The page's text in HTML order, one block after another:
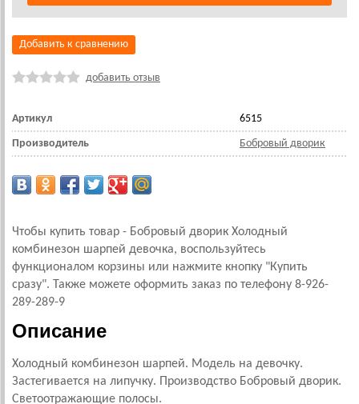
Добавить к сравнению
добавить отзыв
Артикул 6515
Производитель Бобровый дворик
Чтобы купить товар - Бобровый дворик Холодный
комбинезон шарпей девочка, воспользуйтесь
функционалом корзины или нажмите кнопку "Купить
сразу". Также можете оформить заказ по телефону 8-926-
289-289-9
Описание
Холодный комбинезон шарпей. Модель на девочку.
Застегивается на липучку. Производство Бобровый дворик.
Светоотражающие полосы.